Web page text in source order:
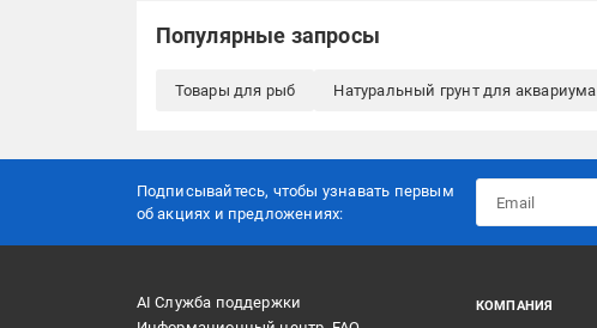
Популярные запросы
Товары для рыб Натуральный грунт для аквариума
Подписывайтесь, чтобы узнавать первым
об акцияx и предложениях:
AI Служба поддержки
КОМПАНИЯ